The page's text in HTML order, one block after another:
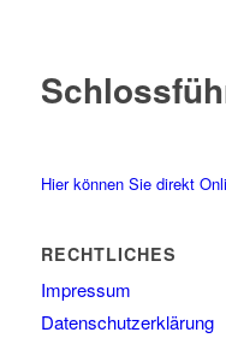
Hier können Sie direkt
RECHTLICHES
Impressum
Datenschutzerklärung